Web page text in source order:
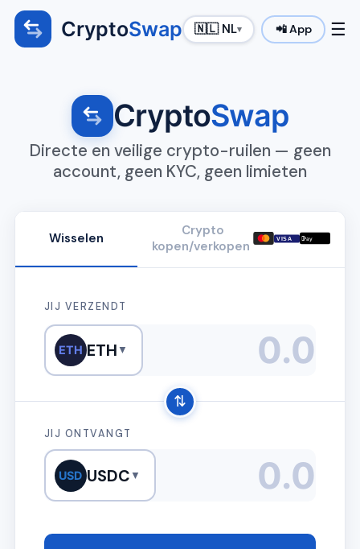
CryptoSwap 🇳🇱 NL▾ 📲 App ☰
CryptoSwap
Directe en veilige crypto-ruilen — geen
account, geen KYC, geen limieten
Wisselen
Crypto
kopen/verkopen
VISA Pay

JIJ VERZENDT
ETH ETH▼
⇅
JIJ ONTVANGT
USD USDC▼